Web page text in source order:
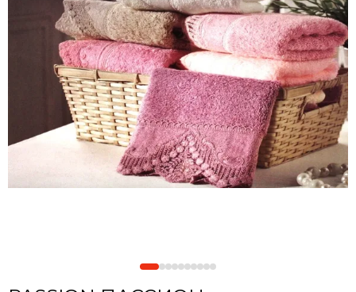
Пляжные полотенца
Новогодние полотенца
Скатерти
Коврики
Фартуки
Одеяла и Подушки
Акссесуары